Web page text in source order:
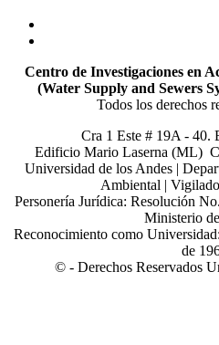
Centro de Investigaciones en
(Water Supply and Sewers
Todos los derechos
Cra 1 Este # 19A - 40.
Edificio Mario Laserna (ML)
Universidad de los Andes |
Ambiental |
Personería Jurídica: Resolución
Ministerio
Reconocimiento como
de
© - Derechos Reservados